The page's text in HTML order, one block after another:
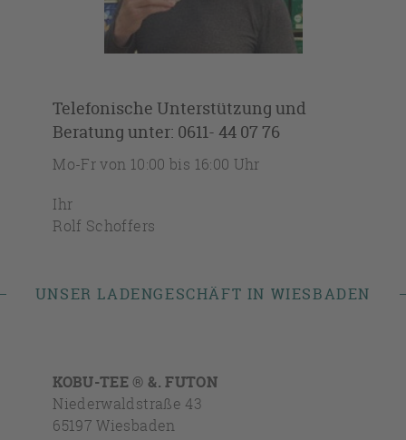
KOBU-TEE ® &. FUTON
Niederwaldstraße 43
65197 Wiesbaden
UNSER LADENGESCHÄFT IN WIESBADEN
Telefonische Unterstützung und
Beratung unter: 0611- 44 07 76
Mo-Fr von 10:00 bis 16:00 Uhr
Ihr
Rolf Schoffers